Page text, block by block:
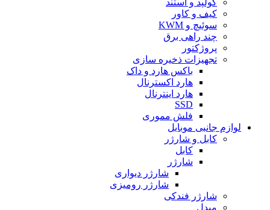
کولپد و استند
کیف و کاور
سوئیچ و KWM
چند راهی برق
پروژکتور
تجهیزات ذخیره سازی
باکس هارد و داک
هارد اکسترنال
هارد اینترنال
SSD
فلش مموری
لوازم جانبی موبایل
کابل و شارژر
کابل
شارژر
شارژر دیواری
شارژر رومیزی
شارژر فندکی
مبدل